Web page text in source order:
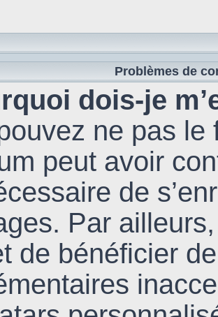
Problèmes de
dois-je
ne pas le
peut avoir
de
Par
de bénéficier